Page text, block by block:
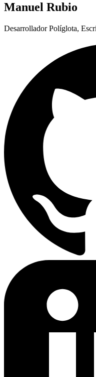
Manuel Rubio
Desarrollador Políglota,